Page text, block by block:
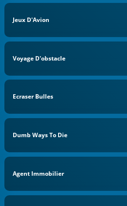
Jeux D'Avion
Voyage D'obstacle
Ecraser Bulles
Dumb Ways To Die
Agent Immobilier